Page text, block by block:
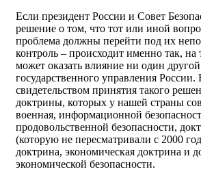
Если президент России и Совет
решение о том, что тот или иной
проблема должны перейти под их
контроль – происходит именно так, на
может оказать влияние ни один
государственного управления
свидетельством принятия такого
доктрины, которых у нашей страны
военная, информационной
продовольственной безопасности,
(которую не пересматривали с 2000
доктрина, экономическая доктрина и
экономической безопасности.